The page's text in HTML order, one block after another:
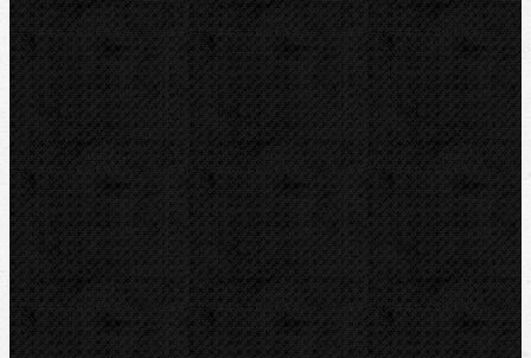
Sortiment
Akce
Bazar
Novinky